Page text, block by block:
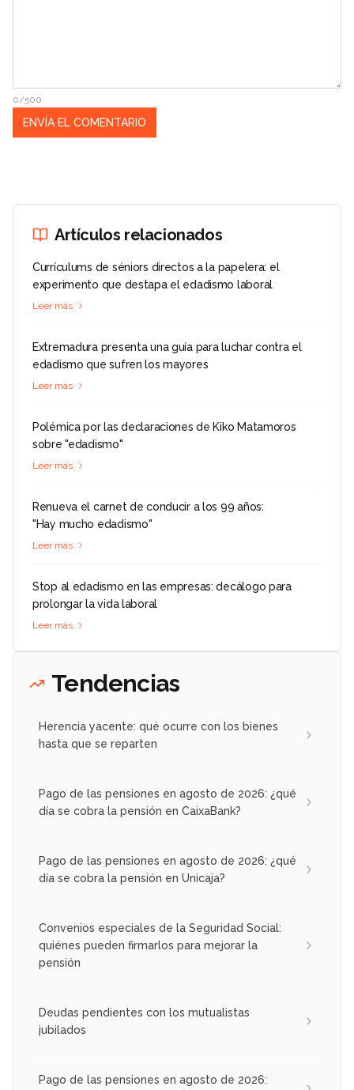
0/500
Artículos relacionados
Currículums de séniors directos a la papelera: el
experimento que destapa el edadismo laboral
Leer más
Extremadura presenta una guía para luchar contra el
edadismo que sufren los mayores
Leer más
Polémica por las declaraciones de Kiko Matamoros
sobre "edadismo"
Leer más
Renueva el carnet de conducir a los 99 años:
"Hay mucho edadismo"
Leer más
Stop al edadismo en las empresas: decálogo para
prolongar la vida laboral
Leer más
Tendencias
Herencia yacente: qué ocurre con los bienes
hasta que se reparten
Pago de las pensiones en agosto de 2026: ¿qué
día se cobra la pensión en CaixaBank?
Pago de las pensiones en agosto de 2026: ¿qué
día se cobra la pensión en Unicaja?
Convenios especiales de la Seguridad Social:
quiénes pueden firmarlos para mejorar la
pensión
Deudas pendientes con los mutualistas
jubilados
Pago de las pensiones en agosto de 2026: